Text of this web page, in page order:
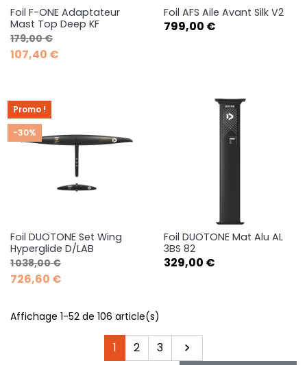
Foil F-ONE Adaptateur
Mast Top Deep KF
Prix de base
179,00 €Prix
107,40 €
Foil AFS Aile Avant Silk V2
Prix
799,00 €
Foil DUOTONE Set Wing
Hyperglide D/LAB
Prix de base
1 038,00 €Prix
726,60 €
Promo !
-30%
Foil DUOTONE Mat Alu AL
3BS 82
Prix
329,00 €
Affichage 1-52 de 106 article(s)
1 2 3 Suivant
